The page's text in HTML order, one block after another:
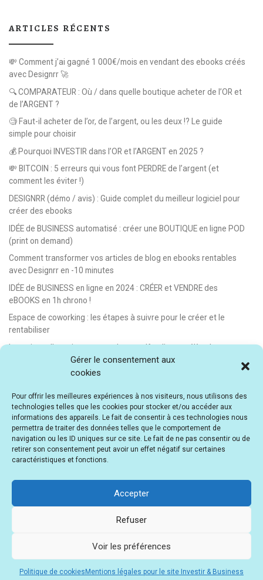
Gérer le consentement aux
cookies
Pour offrir les meilleures expériences à nos visiteurs, nous utilisons des
technologies telles que les cookies pour stocker et/ou accéder aux
informations des appareils. Le fait de consentir à ces technologies nous
permettra de traiter des données telles que le comportement de
navigation ou les ID uniques sur ce site. Le fait de ne pas consentir ou de
retirer son consentement peut avoir un effet négatif sur certaines
caractéristiques et fonctions.
Accepter
Refuser
Voir les préférences
Politique de cookies Mentions légales pour le site Investir & Business
ARTICLES RÉCENTS
💸 Comment j’ai gagné 1 000€/mois en vendant des ebooks créés
avec Designrr 🚀
🔍 COMPARATEUR : Où / dans quelle boutique acheter de l’OR et
de l’ARGENT ?
🧐 Faut-il acheter de l’or, de l’argent, ou les deux !? Le guide
simple pour choisir
💰 Pourquoi INVESTIR dans l’OR et l’ARGENT en 2025 ?
💸 BITCOIN : 5 erreurs qui vous font PERDRE de l’argent (et
comment les éviter !)
DESIGNRR (démo / avis) : Guide complet du meilleur logiciel pour
créer des ebooks
IDÉE de BUSINESS automatisé : créer une BOUTIQUE en ligne POD
(print on demand)
Comment transformer vos articles de blog en ebooks rentables
avec Designrr en -10 minutes
IDÉE de BUSINESS en ligne en 2024 : CRÉER et VENDRE des
eBOOKS en 1h chrono !
Espace de coworking : les étapes à suivre pour le créer et le
rentabiliser
transition énergétique
Un outil pour tout gérer !
Investissement immobilier : comment créer un revenu passif avec
la location saisonnière
E-learning : les meilleurs LMS gratuits et payants pour créer et
vendre des formations en ligne
e-learning
E-learning : comment créer et vendre des cours en ligne
Indy propose le 1er compte bancaire pro gratuit en ligne !
Les investisseurs français misent gros sur Bitbot en tant que
meilleure prévente de crypto-monnaie en 2024